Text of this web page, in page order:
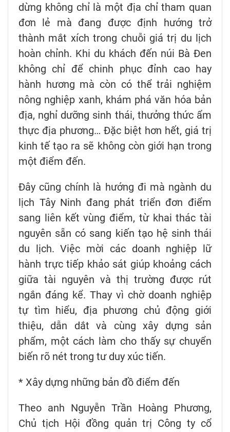
dừng không chỉ là một địa chỉ tham quan
đơn lẻ mà đang được định hướng trở
thành mắt xích trong chuỗi giá trị du lịch
hoàn chỉnh. Khi du khách đến núi Bà Đen
không chỉ để chinh phục đỉnh cao hay
hành hương mà còn có thể trải nghiệm
nông nghiệp xanh, khám phá văn hóa bản
địa, nghỉ dưỡng sinh thái, thưởng thức ẩm
thực địa phương… Đặc biệt hơn hết, giá trị
kinh tế tạo ra sẽ không còn giới hạn trong
một điểm đến.
Đây cũng chính là hướng đi mà ngành du
lịch Tây Ninh đang phát triển đơn điểm
sang liên kết vùng điểm, từ khai thác tài
nguyên sẵn có sang kiến tạo hệ sinh thái
du lịch. Việc mời các doanh nghiệp lữ
hành trực tiếp khảo sát giúp khoảng cách
giữa tài nguyên và thị trường được rút
ngắn đáng kể. Thay vì chờ doanh nghiệp
tự tìm hiểu, địa phương chủ động giới
thiệu, dẫn dắt và cùng xây dựng sản
phẩm, một cách làm cho thấy sự chuyển
biến rõ nét trong tư duy xúc tiến.
* Xây dựng những bản đồ điểm đến
Theo anh Nguyễn Trần Hoàng Phương,
Chủ tịch Hội đồng quản trị Công ty cổ